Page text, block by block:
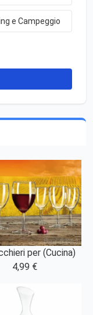
e Campeggio
per (Cucina)
4,99 €